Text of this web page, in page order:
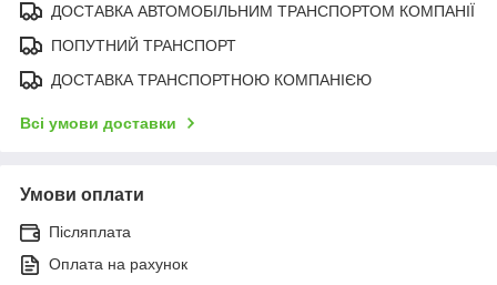
ДОСТАВКА АВТОМОБІЛЬНИМ ТРАНСПОРТОМ КОМПАНІЇ
ПОПУТНИЙ ТРАНСПОРТ
ДОСТАВКА ТРАНСПОРТНОЮ КОМПАНІЄЮ
Всі умови доставки
Умови оплати
Післяплата
Оплата на рахунок